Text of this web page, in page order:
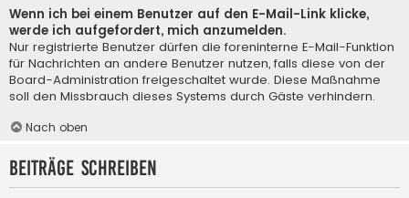
Wenn ich bei einem Benutzer auf den E-Mail-Link klicke,
werde ich aufgefordert, mich anzumelden.
Nur registrierte Benutzer dürfen die foreninterne E-Mail-Funktion
für Nachrichten an andere Benutzer nutzen, falls diese von der
Board-Administration freigeschaltet wurde. Diese Maßnahme
soll den Missbrauch dieses Systems durch Gäste verhindern.
Nach oben
Beiträge schreiben